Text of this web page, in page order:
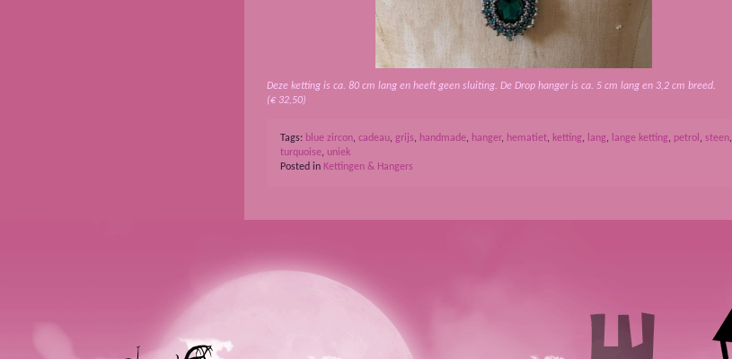
Deze ketting is ca. 80 cm lang en heeft geen sluiting. De Drop hanger is ca. 5 cm lang en 3,2 cm breed.
(€ 32,50)
Tags: blue zircon, cadeau, grijs, handmade, hanger, hematiet, ketting, lang, lange ketting, petrol , steen,
turquoise, uniek
Posted in Kettingen & Hangers